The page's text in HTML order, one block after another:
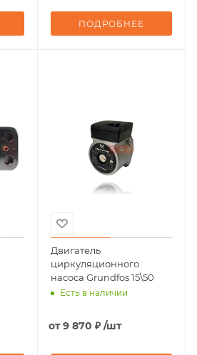
ПОДРОБНЕЕ
Двигатель
циркуляционного
насоса Grundfos 15\50
Есть в наличии
от9 870 ₽ /шт